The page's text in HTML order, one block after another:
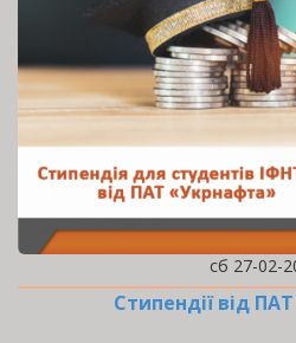
сб 27-02-
Стипендії від